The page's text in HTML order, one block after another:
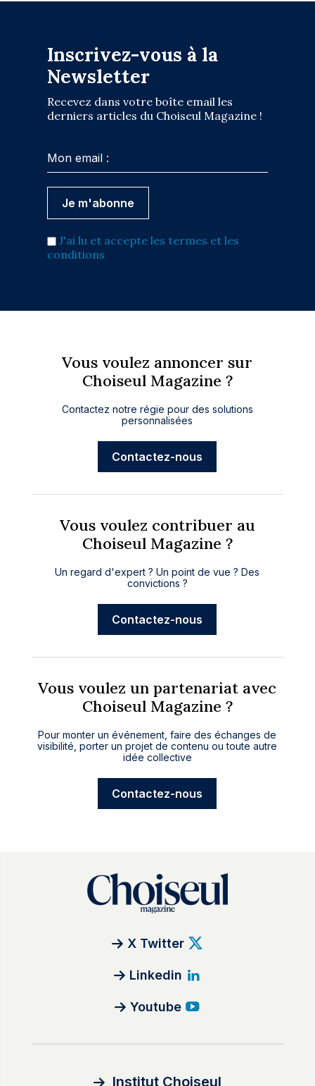
Inscrivez-vous à la
Newsletter
Recevez dans votre boîte email les
derniers articles du Choiseul Magazine !
J'ai lu et accepte les termes et les
conditions
Vous voulez annoncer sur
Choiseul Magazine ?
Contactez notre régie pour des solutions
personnalisées
Contactez-nous
Vous voulez contribuer au
Choiseul Magazine ?
Un regard d'expert ? Un point de vue ? Des
convictions ?
Contactez-nous
Vous voulez un partenariat avec
Choiseul Magazine ?
Pour monter un événement, faire des échanges de
visibilité, porter un projet de contenu ou toute autre
idée collective
Contactez-nous
X Twitter
Linkedin
Youtube
Institut Choiseul